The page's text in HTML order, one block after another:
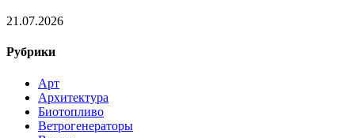
21.07.2026
Рубрики
Арт
Архитектура
Биотопливо
Ветрогенераторы